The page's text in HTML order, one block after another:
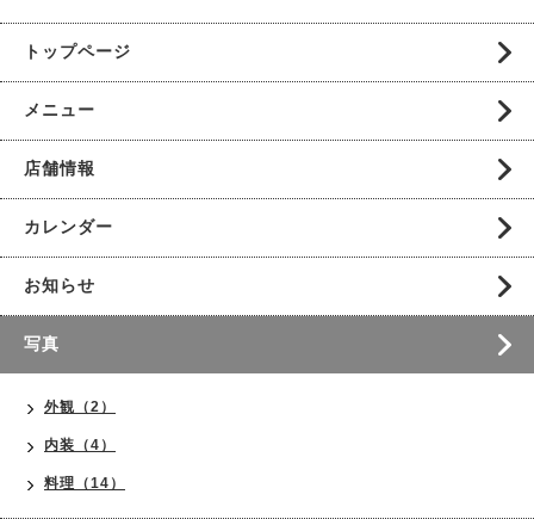
トップページ
メニュー
店舗情報
カレンダー
お知らせ
写真
外観（2）
内装（4）
料理（14）